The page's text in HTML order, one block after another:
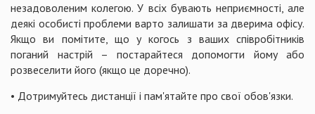
незадоволеним колегою. У всіх бувають неприємності, але
деякі особисті проблеми варто залишати за дверима офісу.
Якщо ви помітите, що у когось з ваших співробітників
поганий настрій – постарайтеся допомогти йому або
розвеселити його (якщо це доречно).
• Дотримуйтесь дистанції і пам'ятайте про свої обов'язки.